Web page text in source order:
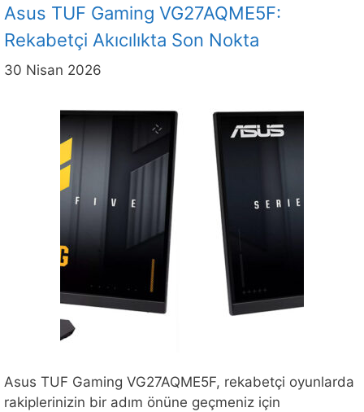
Asus TUF Gaming VG27AQME5F:
Rekabetçi Akıcılıkta Son Nokta
30 Nisan 2026
Asus TUF Gaming VG27AQME5F, rekabetçi oyunlarda
rakiplerinizin bir adım önüne geçmeniz için